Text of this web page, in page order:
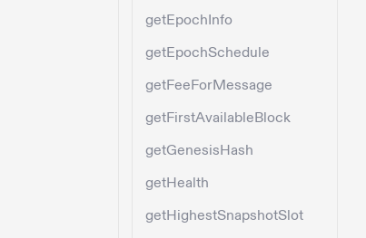
getEpochInfo
getEpochSchedule
getFeeForMessage
getFirstAvailableBlock
getGenesisHash
getHealth
getHighestSnapshotSlot